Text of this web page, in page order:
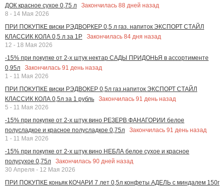
ДОК красное сухое 0,75 л
Закончилась 88 дней назад
8 - 14 Мая 2026
ПРИ ПОКУПКЕ виски РЭДВОРКЕР 0,5 л газ. напиток ЭКСПОРТ СТАЙЛ
КЛАССИК КОЛА 0,5 л за 1Р
Закончилась 84 дня назад
12 - 18 Мая 2026
-15% при покупке от 2-х штук нектар САДЫ ПРИДОНЬЯ в ассортименте
0,95л
Закончилась 91 день назад
1 - 11 Мая 2026
ПРИ ПОКУПКЕ виски РЭДВОКЕР 0,5л газ.напиток ЭКСПОРТ СТАЙЛ
КЛАССИК КОЛА 0,5л за 1 рубль
Закончилась 91 день назад
5 - 11 Мая 2026
-15% при покупке от 2-х штук вино РЕЗЕРВ ФАНАГОРИИ белое
полусладкое и красное полусладкое 0,75л
Закончилась 91 день назад
1 - 11 Мая 2026
-15% при покупке от 2-х штук вино НЕБЛА белое сухое и красное
полусухое 0,75л
Закончилась 90 дней назад
30 Апреля - 12 Мая 2026
ПРИ ПОКУПКЕ коньяк КОЧАРИ 7 лет 0,5л конфеты АДЕЛЬ с миндалем 150г